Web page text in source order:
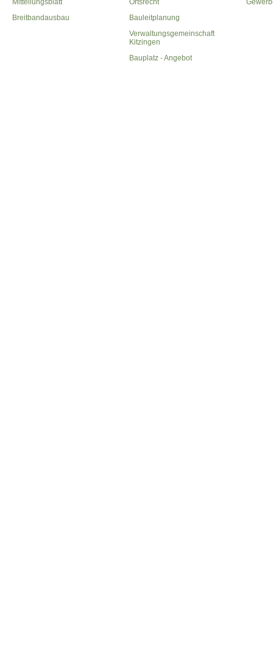
Mitteilungsblatt
Breitbandausbau
Ortsrecht
Bauleitplanung
Verwaltungsgemeinschaft
Kitzingen
Bauplatz - Angebot